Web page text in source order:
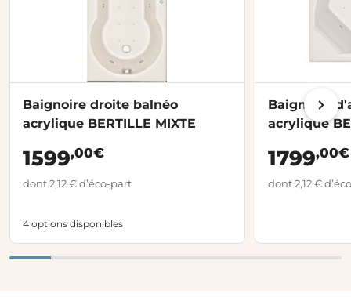
Baignoire droite balnéo
acrylique BERTILLE MIXTE
1599,00€
dont 2,12 € d’éco-part
4 options disponibles
Baignoire
acrylique
1799,00€
dont 2,12 €